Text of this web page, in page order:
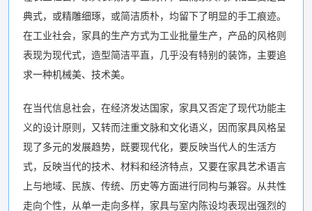
典式，或精雕细琢，或简洁质朴，均留下了明显的手工痕迹。
在工业社会，家具的生产方式为工业批量生产，产品的风格则
表现为现代式，造型简洁平直，几乎没有特别的装饰，主要追
求一种机械美、技术美。
在当代信息社会，在经济发达国家，家具又否定了现代功能主
义的设计原则，又转而注重文脉和文化语义，因而家具风格呈
现了多元的发展趋势，既要现代化，要反映当代人的生活方
式，反映当代的技术、材料和经济特点，又要在家具艺术语言
上与地域、民族、传统、历史等方面进行同构与兼容。从共性
走向个性，从单一走向多样，家具与室内陈设均表现出强烈的